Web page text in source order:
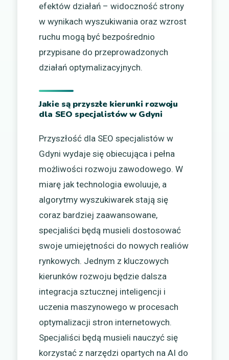
efektów działań – widoczność strony
w wynikach wyszukiwania oraz wzrost
ruchu mogą być bezpośrednio
przypisane do przeprowadzonych
działań optymalizacyjnych.
Jakie są przyszłe kierunki rozwoju
dla SEO specjalistów w Gdyni
Przyszłość dla SEO specjalistów w
Gdyni wydaje się obiecująca i pełna
możliwości rozwoju zawodowego. W
miarę jak technologia ewoluuje, a
algorytmy wyszukiwarek stają się
coraz bardziej zaawansowane,
specjaliści będą musieli dostosować
swoje umiejętności do nowych realiów
rynkowych. Jednym z kluczowych
kierunków rozwoju będzie dalsza
integracja sztucznej inteligencji i
uczenia maszynowego w procesach
optymalizacji stron internetowych.
Specjaliści będą musieli nauczyć się
korzystać z narzędzi opartych na AI do